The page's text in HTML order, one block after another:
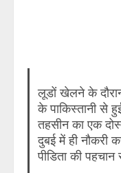
लूडों खेलने के दौरान
के पाकिस्तानी से
तहसीन का एक
दुबई में ही नौकरी
पीडिता की